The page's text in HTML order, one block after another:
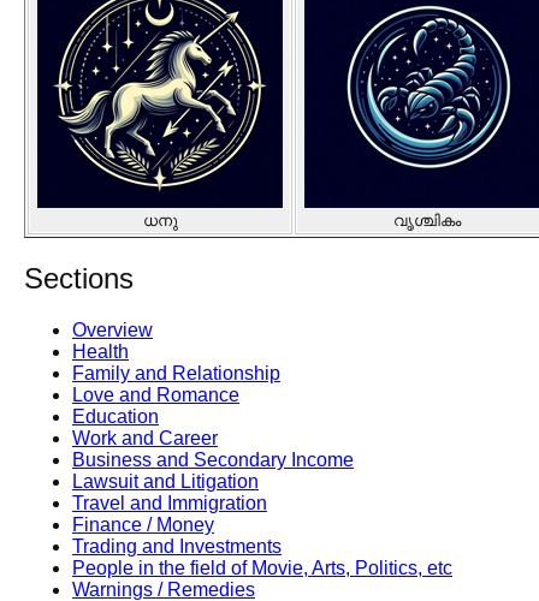
ധനു വൃശ്ചികം
Sections
Overview
Health
Family and Relationship
Love and Romance
Education
Work and Career
Business and Secondary Income
Lawsuit and Litigation
Travel and Immigration
Finance / Money
Trading and Investments
People in the field of Movie, Arts, Politics, etc
Warnings / Remedies